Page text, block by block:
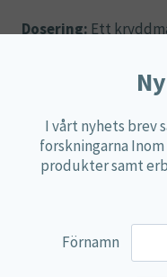
Dosering: Ett
Lion’s Mane
Ingredienser:50
hericum erinaceus).
I vårt nyhets brev
forskningarna
produkter samt
Förnamn